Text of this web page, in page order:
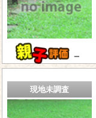
－
現地未調査